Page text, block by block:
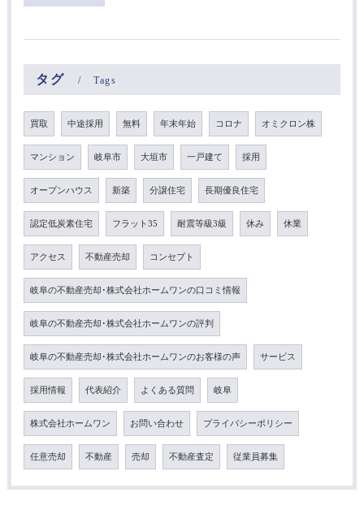
タグ Tags
買取 中途採用 無料 年末年始 コロナ オミクロン株
マンション 岐阜市 大垣市 一戸建て 採用
オープンハウス 新築 分譲住宅 長期優良住宅
認定低炭素住宅 フラット35 耐震等級3級 休み 休業
アクセス 不動産売却 コンセプト
岐阜の不動産売却･株式会社ホームワンの口コミ情報
岐阜の不動産売却･株式会社ホームワンの評判
岐阜の不動産売却･株式会社ホームワンのお客様の声 サービス
採用情報 代表紹介 よくある質問 岐阜
株式会社ホームワン お問い合わせ プライバシーポリシー
任意売却 不動産 売却 不動産査定 従業員募集